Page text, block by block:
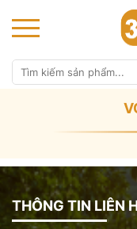
THÔNG TIN LIÊN